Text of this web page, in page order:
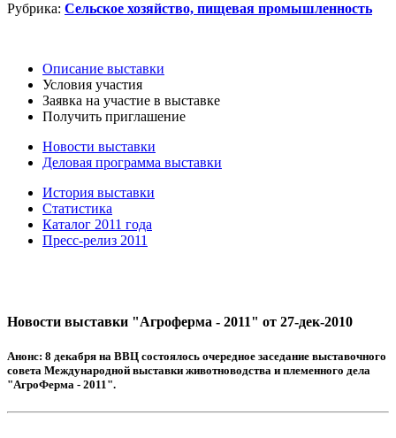
Рубрика: Сельское хозяйство, пищевая промышленность
Описание выставки
Условия участия
Заявка на участие в выставке
Получить приглашение
Новости выставки
Деловая программа выставки
История выставки
Статистика
Каталог 2011 года
Пресс-релиз 2011
Новости выставки "Агроферма - 2011" от 27-дек-2010
Анонс: 8 декабря на ВВЦ состоялось очередное заседание выставочного
совета Международной выставки животноводства и племенного дела
"АгроФерма - 2011".